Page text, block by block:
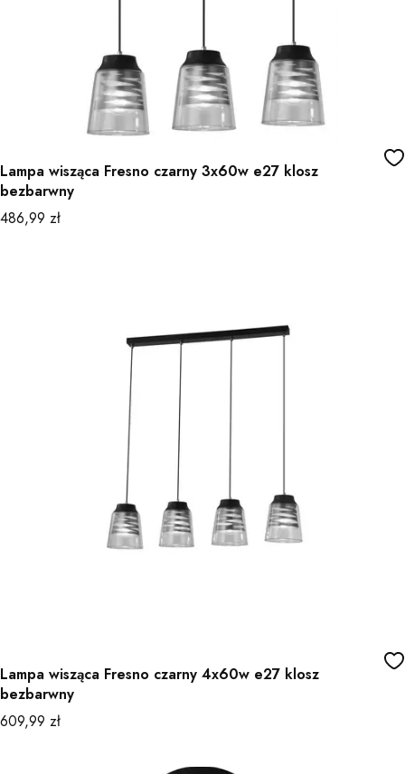
Lampa wisząca Fresno czarny 3x60w e27 klosz
bezbarwny
Cena
486,99 zł
Lampa wisząca Fresno czarny 4x60w e27 klosz
bezbarwny
Cena
609,99 zł